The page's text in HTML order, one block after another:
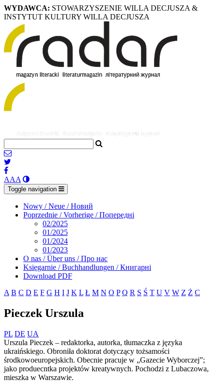
WYDAWCA: STOWARZYSZENIE WILLA DECJUSZA &
INSTYTUT KULTURY WILLA DECJUSZA
AAA
Toggle navigation
Nowy / Neue / Новий
Poprzednie / Vorherige / Попередні
02/2025
01/2025
01/2024
01/2023
O nas / Über uns / Про нас
Księgarnie / Buchhandlungen / Книгарні
Download PDF
A B C D E F G H I J K L Ł M N O P Q R S Ś T U V W Z Ż С
Pieczek Urszula
PL DE UA
Urszula Pieczek – redaktorka, autorka, tłumaczka z języka
ukraińskiego. Obroniła doktorat dotyczący tożsamości
środkowoeuropejskich. Obecnie pracuje w „Gazecie Wyborczej”;
jako produecntka projektów kreatywnych. Pochodzi z Lubaczowa,
mieszka w Warszawie.